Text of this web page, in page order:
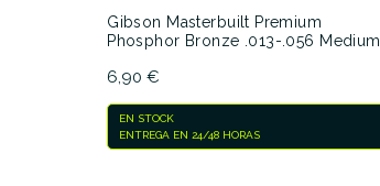
Gibson Masterbuilt Premium
Phosphor Bronze .013-.056 Medium
6,90 €
EN STOCK
ENTREGA EN 24/48 HORAS